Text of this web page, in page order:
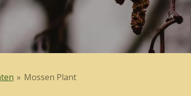
» Mossen Plant